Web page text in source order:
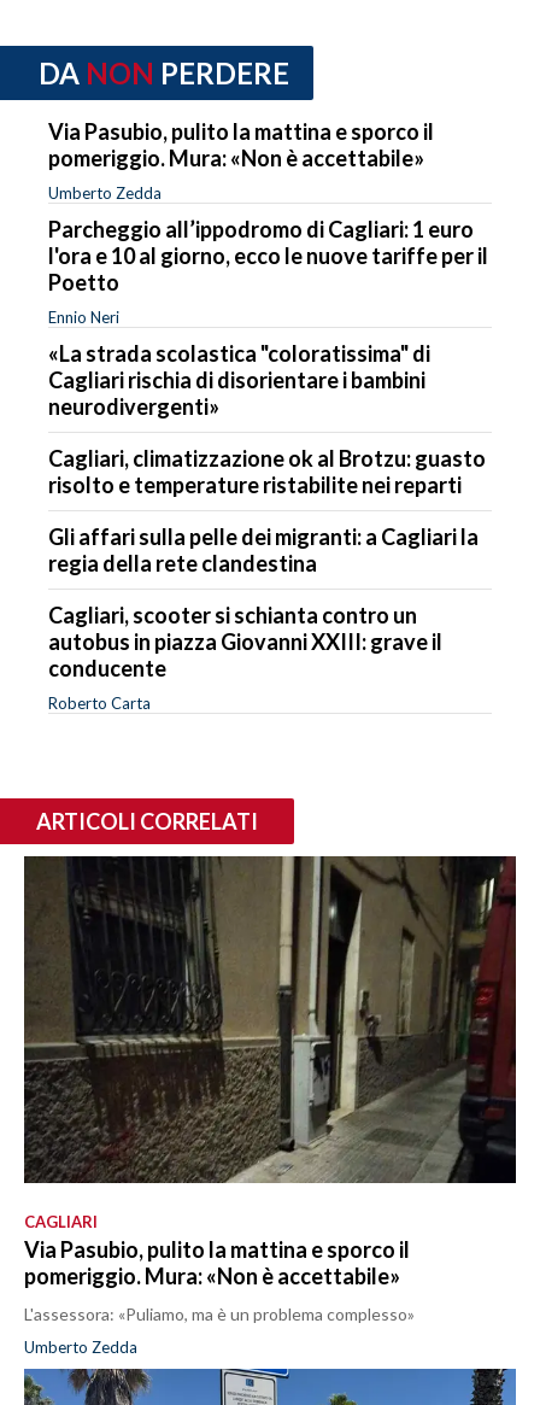
DA NON PERDERE
Via Pasubio, pulito la mattina e sporco il
pomeriggio. Mura: «Non è accettabile»
Umberto Zedda
Parcheggio all’ippodromo di Cagliari: 1 euro
l'ora e 10 al giorno, ecco le nuove tariffe per il
Poetto
Ennio Neri
«La strada scolastica "coloratissima" di
Cagliari rischia di disorientare i bambini
neurodivergenti»
Cagliari, climatizzazione ok al Brotzu: guasto
risolto e temperature ristabilite nei reparti
Gli affari sulla pelle dei migranti: a Cagliari la
regia della rete clandestina
Cagliari, scooter si schianta contro un
autobus in piazza Giovanni XXIII: grave il
conducente
Roberto Carta
ARTICOLI CORRELATI
CAGLIARI
Via Pasubio, pulito la mattina e sporco il
pomeriggio. Mura: «Non è accettabile»
L'assessora: «Puliamo, ma è un problema complesso»
Umberto Zedda